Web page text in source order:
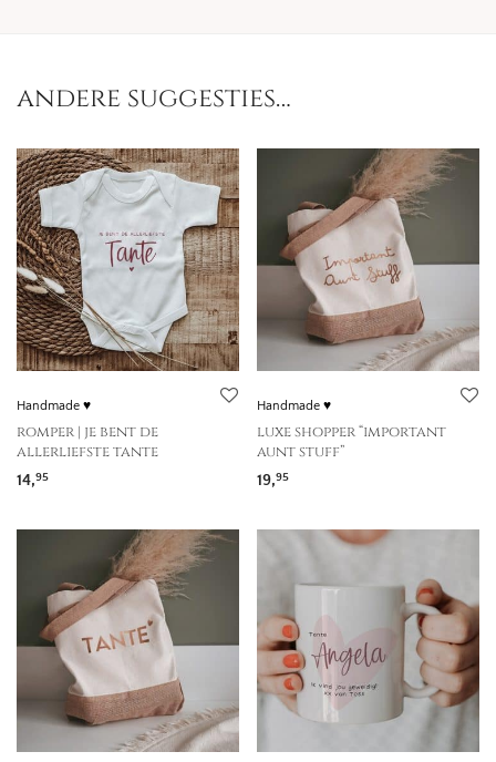
andere suggesties…
Handmade ♥
romper | je bent de
allerliefste tante
14,95
Handmade ♥
luxe shopper “important
aunt stuff”
19,95